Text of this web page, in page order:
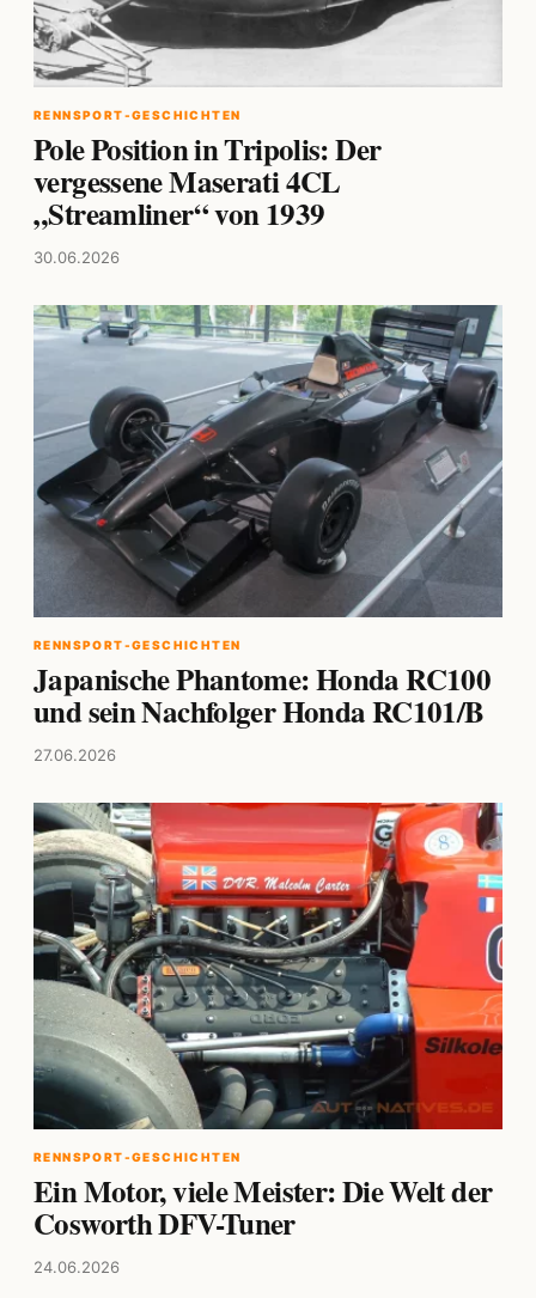
RENNSPORT-GESCHICHTEN
Pole Position in Tripolis: Der
vergessene Maserati 4CL
„Streamliner“ von 1939
30.06.2026
RENNSPORT-GESCHICHTEN
Japanische Phantome: Honda RC100
und sein Nachfolger Honda RC101/B
27.06.2026
RENNSPORT-GESCHICHTEN
Ein Motor, viele Meister: Die Welt der
Cosworth DFV-Tuner
24.06.2026